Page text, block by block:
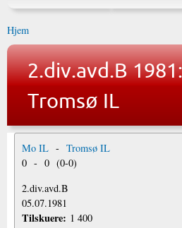
Hjem
2.div.avd.B
Tromsø IL
Mo IL - Tromsø IL
0 - 0 (0-0)
2.div.avd.B
05.07.1981
Tilskuere: 1 400